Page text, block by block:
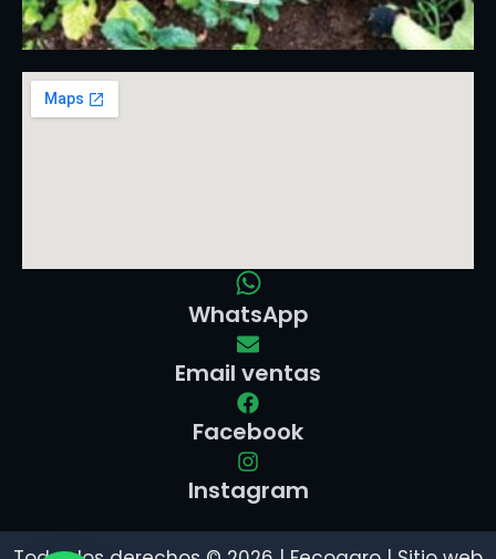
WhatsApp
Email ventas
Facebook
Instagram